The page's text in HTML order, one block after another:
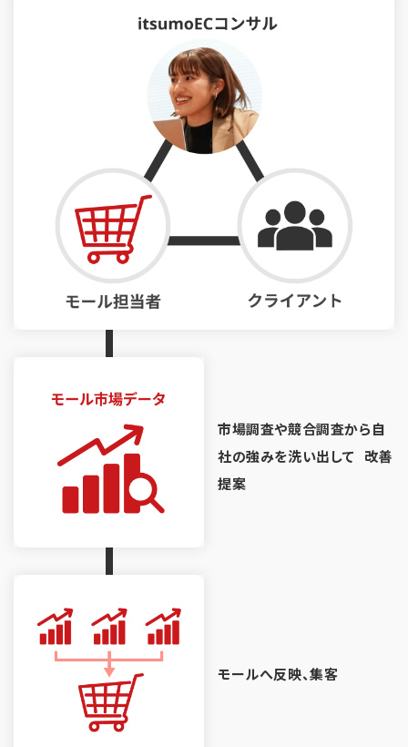
市場調査や競合調査から自
社の強みを洗い出して 改善
提案
モールへ反映、集客